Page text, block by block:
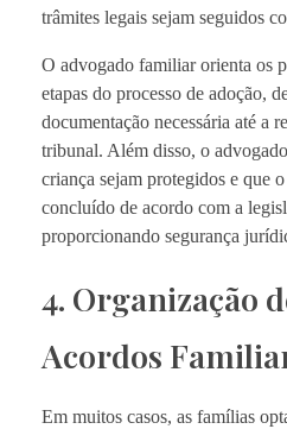
trâmites legais sejam seguidos
O advogado familiar orienta os
etapas do processo de adoção,
documentação necessária até a
tribunal. Além disso, o
criança sejam protegidos e que
concluído de acordo com a
proporcionando segurança
4. Organização
Acordos
Em muitos casos, as famílias